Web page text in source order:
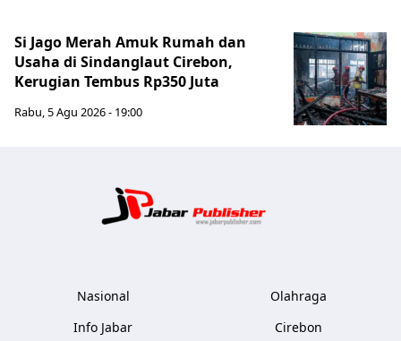
Si Jago Merah Amuk Rumah dan
Usaha di Sindanglaut Cirebon,
Kerugian Tembus Rp350 Juta
Rabu, 5 Agu 2026 - 19:00
Nasional
Info Jabar
Olahraga
Cirebon